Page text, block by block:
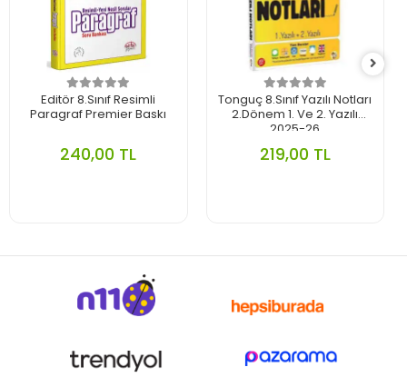
Editör 8.Sınıf Resimli
Paragraf Premier Baskı
240,00 TL
Tonguç 8.Sınıf Yazılı Notları
2.Dönem 1. Ve 2. Yazılı
2025-26
219,00 TL